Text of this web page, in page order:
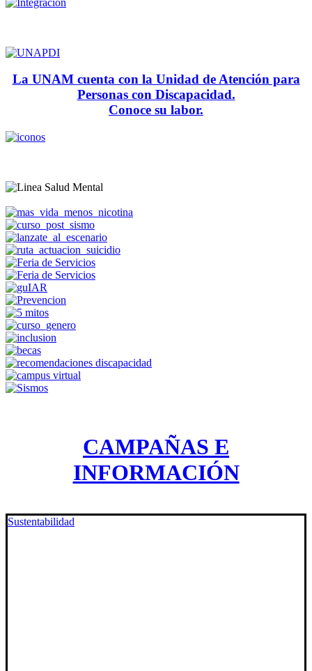
La UNAM cuenta con la Unidad de Atención para
Personas con Discapacidad.
Conoce su labor.
CAMPAÑAS E
INFORMACIÓN
Sustentabilidad